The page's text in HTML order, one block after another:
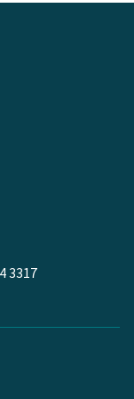
3317